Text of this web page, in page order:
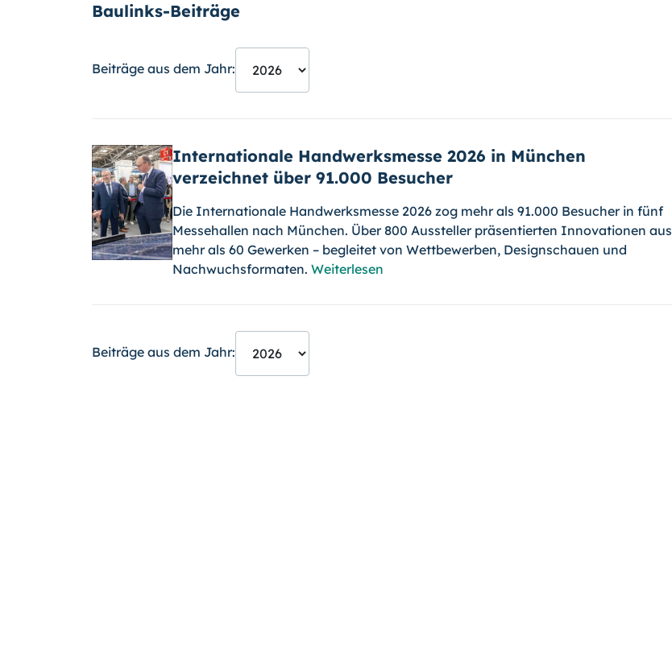
Baulinks-Beiträge
Beiträge aus dem Jahr:
Internationale Handwerksmesse 2026 in München
verzeichnet über 91.000 Besucher
Die Internationale Handwerksmesse 2026 zog mehr als 91.000 Besucher in fünf
Messehallen nach München. Über 800 Aussteller präsentierten Innovationen aus
mehr als 60 Gewerken – begleitet von Wettbewerben, Designschauen und
Nachwuchsformaten. Weiterlesen
Beiträge aus dem Jahr: